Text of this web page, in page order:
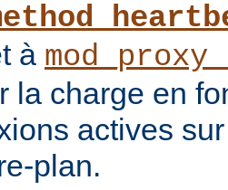
à
la charge en
actives
plan.